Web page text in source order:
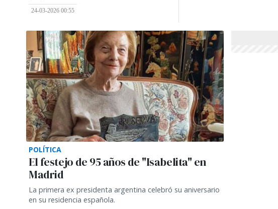
24-03-2026 00:55
POLÍTICA
El festejo de 95 años de "Isabelita" en
Madrid
La primera ex presidenta argentina celebró su aniversario
en su residencia española.